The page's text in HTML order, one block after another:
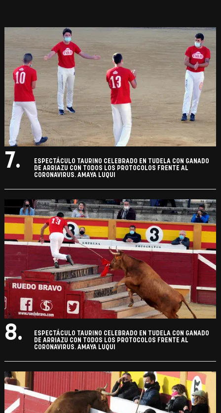
7.
ESPECTÁCULO TAURINO CELEBRADO EN TUDELA CON GANADO
DE ARRIAZU CON TODOS LOS PROTOCOLOS FRENTE AL
CORONAVIRUS. AMAYA LUQUI
8.
ESPECTÁCULO TAURINO CELEBRADO EN TUDELA CON GANADO
DE ARRIAZU CON TODOS LOS PROTOCOLOS FRENTE AL
CORONAVIRUS. AMAYA LUQUI